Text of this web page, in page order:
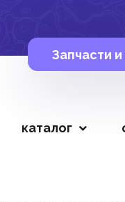
каталог
Запчасти